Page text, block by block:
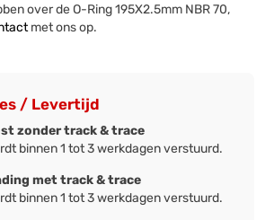
over de O-Ring 195X2.5mm NBR 70,
met ons op.
/ Levertijd
zonder track & trace
binnen 1 tot 3 werkdagen verstuurd.
met track & trace
binnen 1 tot 3 werkdagen verstuurd.